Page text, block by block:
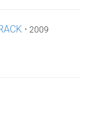
• 2009